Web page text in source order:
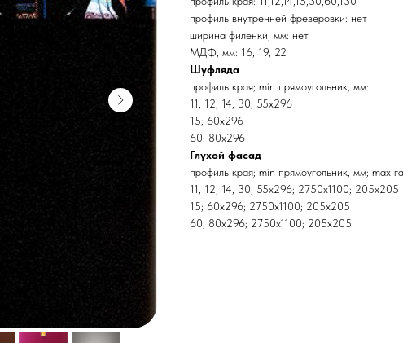
профиль внутренней фрезеровки: нет
ширина филенки, мм: нет
МДФ, мм: 16, 19, 22
Шуфляда
профиль края; min прямоугольник, мм:
11, 12, 14, 30; 55x296
15; 60x296
60; 80x296
Глухой фасад
профиль края; min прямоугольник, мм; max
11, 12, 14, 30; 55x296; 2750x1100; 205x205
15; 60x296; 2750x1100; 205x205
60; 80x296; 2750x1100; 205x205